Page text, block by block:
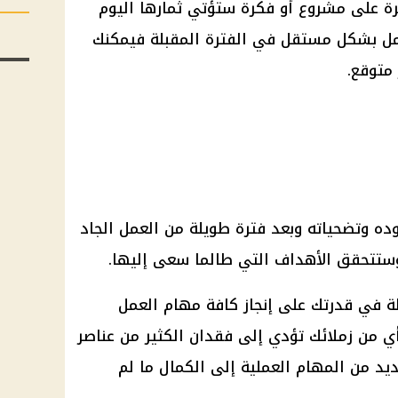
على مشروع أو فكرة ستؤتي ثمارها اليوم
بشكل مستقل في الفترة المقبلة فيمكنك
وتضحياته وبعد فترة طويلة من العمل الجاد
الأهداف التي طالما سعى إليها.
في قدرتك على إنجاز كافة مهام العمل
من زملائك تؤدي إلى فقدان الكثير من عناصر
من المهام العملية إلى الكمال ما لم